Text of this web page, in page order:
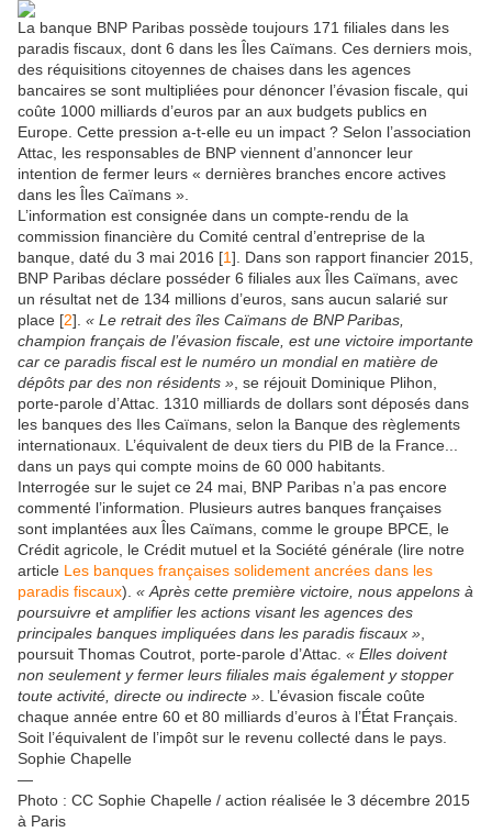
La banque BNP Paribas possède toujours 171 filiales dans les
paradis fiscaux, dont 6 dans les Îles Caïmans. Ces derniers mois,
des réquisitions citoyennes de chaises dans les agences
bancaires se sont multipliées pour dénoncer l’évasion fiscale, qui
coûte 1000 milliards d’euros par an aux budgets publics en
Europe. Cette pression a-t-elle eu un impact ? Selon l’association
Attac, les responsables de BNP viennent d’annoncer leur
intention de fermer leurs « dernières branches encore actives
dans les Îles Caïmans ».
L’information est consignée dans un compte-rendu de la
commission financière du Comité central d’entreprise de la
banque, daté du 3 mai 2016 [1] . Dans son rapport financier 2015,
BNP Paribas déclare posséder 6 filiales aux Îles Caïmans, avec
un résultat net de 134 millions d’euros, sans aucun salarié sur
place [2] « Le retrait des îles Caïmans de BNP Paribas,
champion français de l’évasion fiscale, est une victoire importante
car ce paradis fiscal est le numéro un mondial en matière de
dépôts par des non résidents » , se réjouit Dominique Plihon,
porte-parole d’Attac. 1310 milliards de dollars sont déposés dans
les banques des Iles Caïmans, selon la Banque des règlements
internationaux. L’équivalent de deux tiers du PIB de la France...
dans un pays qui compte moins de 60 000 habitants.
Interrogée sur le sujet ce 24 mai, BNP Paribas n’a pas encore
commenté l’information. Plusieurs autres banques françaises
sont implantées aux Îles Caïmans, comme le groupe BPCE, le
Crédit agricole, le Crédit mutuel et la Société générale (lire notre
article Les banques françaises solidement ancrées dans les
paradis fiscaux). « Après cette première victoire, nous appelons à
poursuivre et amplifier les actions visant les agences des
principales banques impliquées dans les paradis fiscaux »
poursuit Thomas Coutrot, porte-parole d’Attac. « Elles doivent
non seulement y fermer leurs filiales mais également y stopper
toute activité, directe ou indirecte » . L’évasion fiscale coûte
chaque année entre 60 et 80 milliards d’euros à l’État Français.
Soit l’équivalent de l’impôt sur le revenu collecté dans le pays.
Sophie Chapelle
—
Photo : CC Sophie Chapelle / action réalisée le 3 décembre 2015
à Paris